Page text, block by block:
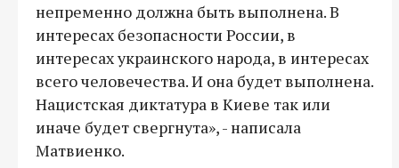
непременно должна быть выполнена. В
интересах безопасности России, в
интересах украинского народа, в интересах
всего человечества. И она будет выполнена.
Нацистская диктатура в Киеве так или
иначе будет свергнута», - написала
Матвиенко.